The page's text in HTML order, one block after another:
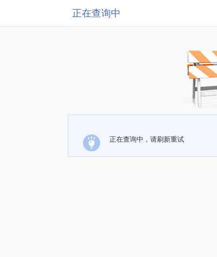
正在查询中
正在查询中，请刷新重试